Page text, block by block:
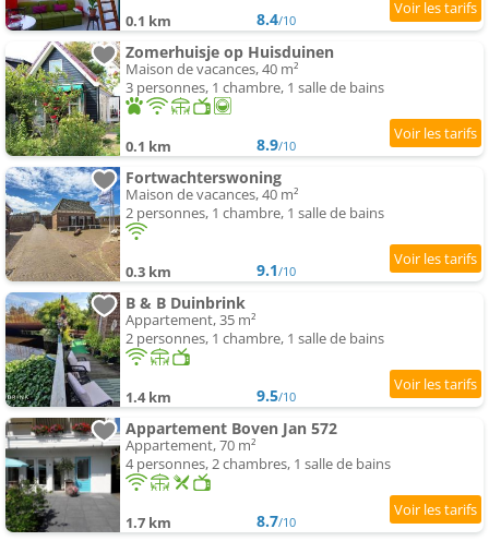
0.1 km 8.4/10
Zomerhuisje op Huisduinen
Maison de vacances, 40 m²
3 personnes, 1 chambre, 1 salle de bains
0.1 km 8.9/10
Fortwachterswoning
Maison de vacances, 40 m²
2 personnes, 1 chambre, 1 salle de bains
0.3 km 9.1/10
B & B Duinbrink
Appartement, 35 m²
2 personnes, 1 chambre, 1 salle de bains
1.4 km 9.5/10
Appartement Boven Jan 572
Appartement, 70 m²
4 personnes, 2 chambres, 1 salle de bains
1.7 km 8.7/10